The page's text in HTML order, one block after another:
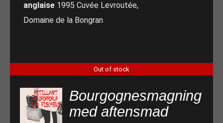
anglaise 1995 Cuvée Levroutée,
Domaine de la Bongran
Out of stock
Bourgognesmagning
med aftensmad